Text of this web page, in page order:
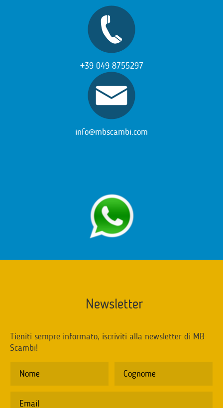
+39 049 8755297
info@mbscambi.com
Newsletter
Tieniti sempre informato, iscriviti alla newsletter di MB
Scambi!